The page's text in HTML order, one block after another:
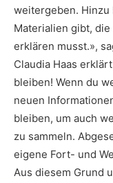
weitergeben. Hinzu
Materialien gibt,
erklären musst.»,
Claudia Haas
bleiben! Wenn du
neuen
bleiben, um auch
zu sammeln.
eigene Fort- und
Aus diesem Grund